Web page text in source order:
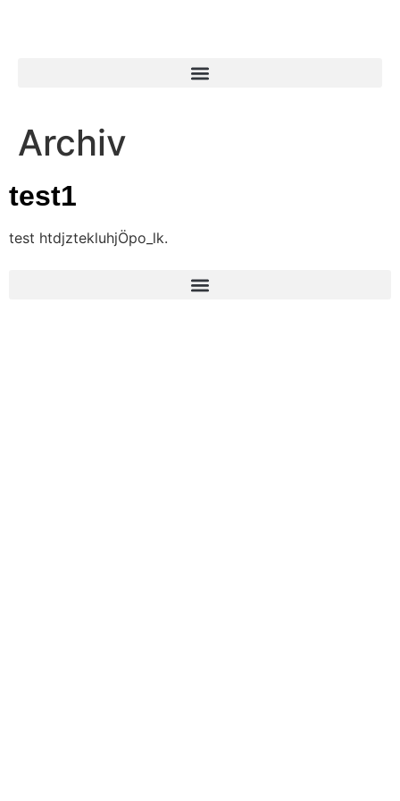
Archiv
test1
test htdjztekluhjÖpo_lk.